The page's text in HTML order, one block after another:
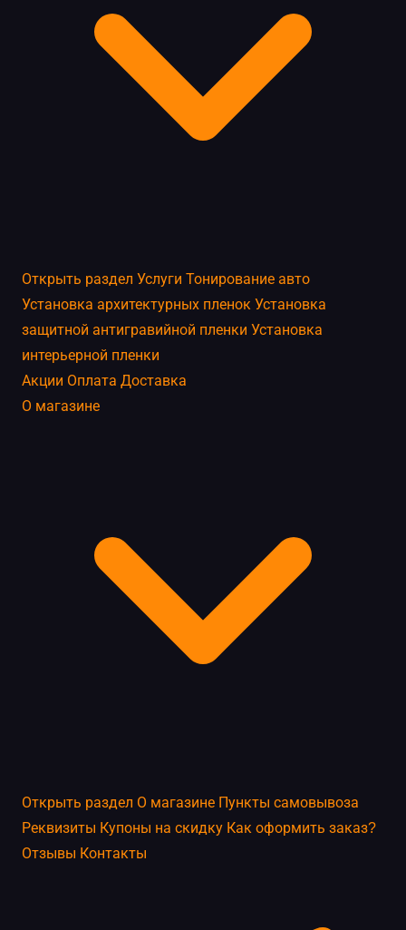
Открыть раздел Услуги Тонирование авто
Установка архитектурных пленок Установка
защитной антигравийной пленки Установка
интерьерной пленки
Акции Оплата Доставка
О магазине
Открыть раздел О магазине Пункты самовывоза
Реквизиты Купоны на скидку Как оформить заказ?
Отзывы Контакты